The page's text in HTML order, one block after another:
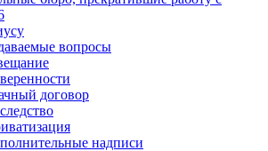
вопросы
договор
надписи